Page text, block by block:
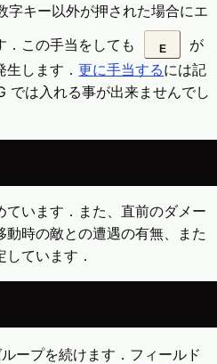
字キー以外が押された場合にエ
．この手当をしても
E
が
生します．更に手当するには記
では入れる事が出来ませんでし
います．また、直前のダメー
時の敵との遭遇の有無、また
ています．
ープを続けます．フィールド